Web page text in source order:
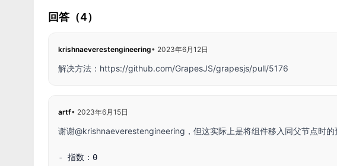
回答（4）
krishnaeverestengineering• 2023年6月12日
解决方法： https://github.com/GrapesJS/grapesjs/pull/5176
artf• 2023年6月15日
谢谢@krishnaeverestengineering，但这实际上是将组件移入同父节点时的
- 指数：0